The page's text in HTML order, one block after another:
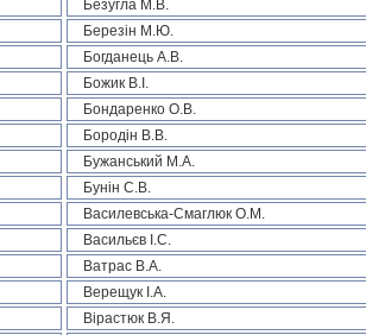
Безугла М.В.
Березін М.Ю.
Богданець А.В.
Божик В.І.
Бондаренко О.В.
Бородін В.В.
Бужанський М.А.
Бунін С.В.
Василевська-Смаглюк О.М.
Васильєв І.С.
Ватрас В.А.
Верещук І.А.
Вірастюк В.Я.